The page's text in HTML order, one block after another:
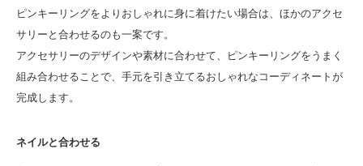
ピンキーリングをよりおしゃれに身に着けたい場合は、ほかのアクセ
サリーと合わせるのも一案です。
アクセサリーのデザインや素材に合わせて、ピンキーリングをうまく
組み合わせることで、手元を引き立てるおしゃれなコーディネートが
完成します。
ネイルと合わせる